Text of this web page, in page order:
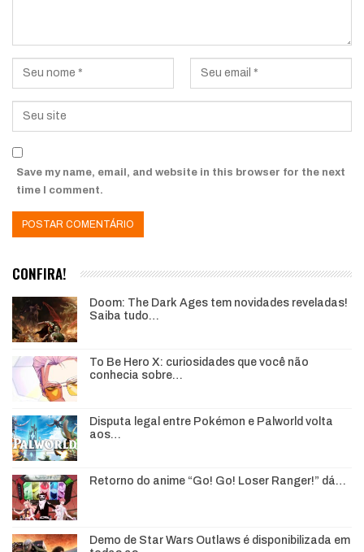
Save my name, email, and website in this browser for the next
time I comment.
CONFIRA!
Doom: The Dark Ages tem novidades reveladas!
Saiba tudo…
To Be Hero X: curiosidades que você não
conhecia sobre…
Disputa legal entre Pokémon e Palworld volta
aos…
Retorno do anime “Go! Go! Loser Ranger!” dá…
Demo de Star Wars Outlaws é disponibilizada em